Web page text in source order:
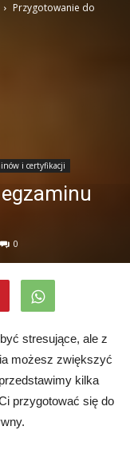
Przygotowanie do
i certyfikacji
0
stresujące, ale z
możesz zwiększyć
kilka
przygotować się do